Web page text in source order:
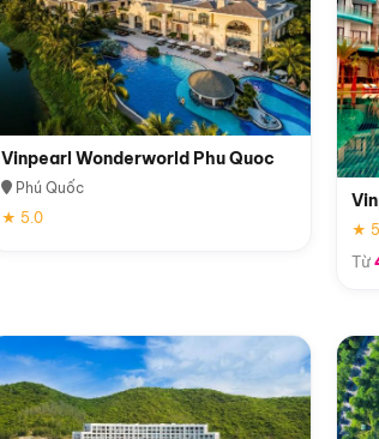
Vinpearl Wonderworld Phu Quoc
Phú Quốc
★ 5.0
★
Từ